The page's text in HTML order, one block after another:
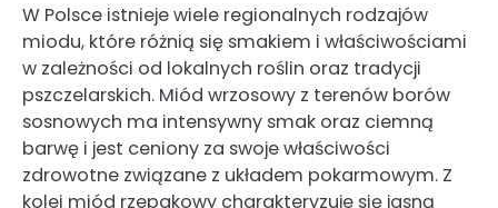
W Polsce istnieje wiele regionalnych rodzajów
miodu, które różnią się smakiem i właściwościami
w zależności od lokalnych roślin oraz tradycji
pszczelarskich. Miód wrzosowy z terenów borów
sosnowych ma intensywny smak oraz ciemną
barwę i jest ceniony za swoje właściwości
zdrowotne związane z układem pokarmowym. Z
kolei miód rzepakowy charakteryzuje się jasną